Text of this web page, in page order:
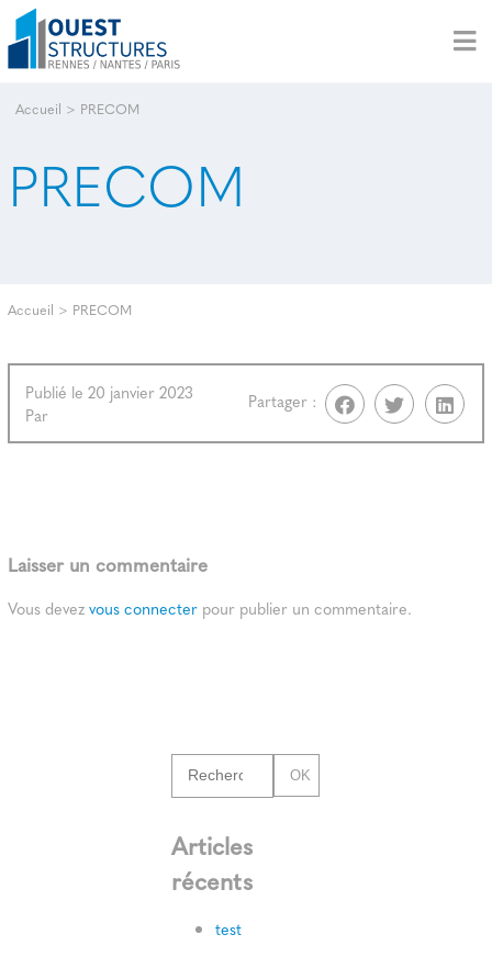
Accueil > PRECOM
PRECOM
Accueil > PRECOM
Publié le 20 janvier 2023
Par
Partager :
Laisser un commentaire
Vous devezvous connecter pour publier un commentaire.
OK
Articles
récents
test